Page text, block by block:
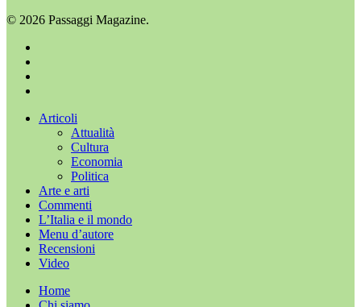
© 2026 Passaggi Magazine.
Chiudi Articoli
Attualità
Cultura
Economia
Politica
Arte e arti
Commenti
L’Italia e il mondo
Menu d’autore
Recensioni
Video
Home